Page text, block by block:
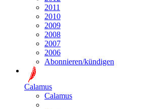
2011
2010
2009
2008
2007
2006
Abonnieren/kündigen
Calamus
Calamus